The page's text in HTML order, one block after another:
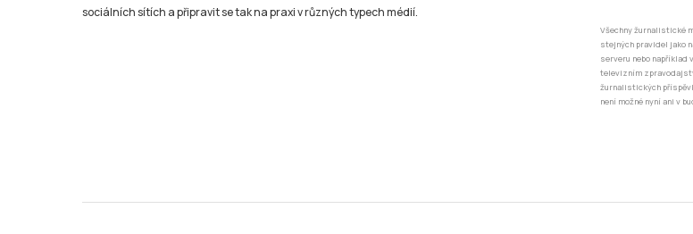
sociálních sítích a připravit se tak na praxi v různých typech médií.
Všechny žurnalistické
stejných pravidel jako
serveru nebo například
televizním
žurnalistických
není možné nyní ani v